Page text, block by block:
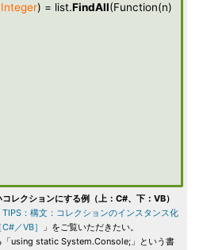
Integer) = list.FindAll(Function(n)
レクションにする例（上：C#、下：VB）
TIPS：構文：コレクションのインスタンス化
／VB］
」をご覧いただきたい。
「using static System.Console;」という書